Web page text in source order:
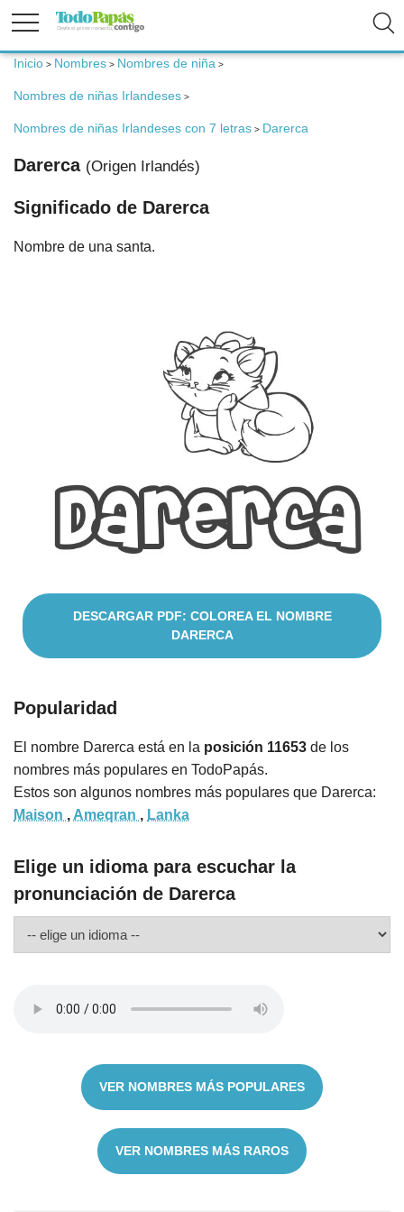
Fertilidad
Embarazo
Niños
Cuentos
Inicio > Nombres > Nombres de niña >
Nombres de niñas Irlandeses >
Nombres de niñas Irlandeses con 7 letras > Darerca
Darerca (Origen Irlandés)
Significado de Darerca
Nombre de una santa.
DESCARGAR PDF: COLOREA EL NOMBRE
DARERCA
Popularidad
El nombre Darerca está en la posición 11653 de los
nombres más populares en TodoPapás.
Estos son algunos nombres más populares que Darerca:
Maison , Ameqran , Lanka
Elige un idioma para escuchar la
pronunciación de Darerca
VER NOMBRES MÁS POPULARES
VER NOMBRES MÁS RAROS